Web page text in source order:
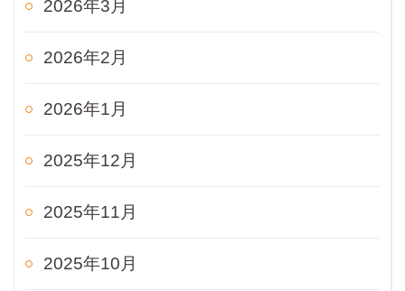
2026年3月
2026年2月
2026年1月
2025年12月
2025年11月
2025年10月